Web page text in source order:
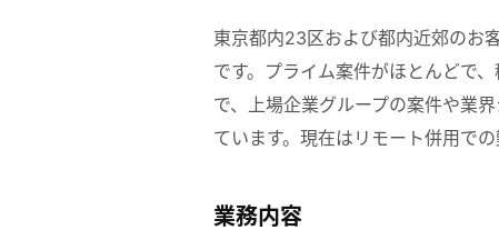
東京都内23区および都内近郊のお
です。プライム案件がほとんどで
で、上場企業グループの案件や業
ています。現在はリモート併用で
業務内容